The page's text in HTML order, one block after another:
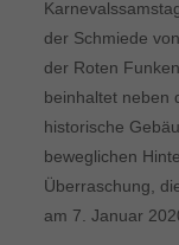
der Schmiede
der Roten
beinhaltet neben
historische
beweglichen
Überraschung,
am 7. Januar